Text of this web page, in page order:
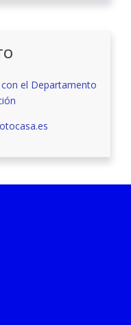
el Departamento